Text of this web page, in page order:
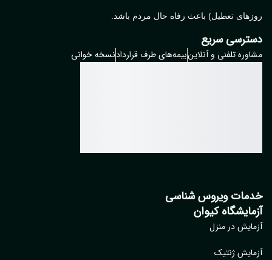
تعطیل) باعث رفاه حال مردم باشد.
سریع
تلفنی و آنلاینبیمه‌های طرف قراردادنسخه خوانی
ویروس شناسی
کیوان
در منزل
ژنتیک